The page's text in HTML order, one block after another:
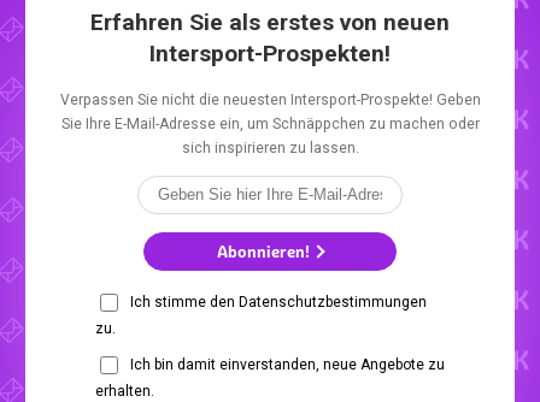
Erfahren Sie als erstes von neuen
Intersport-Prospekten!
Verpassen Sie nicht die neuesten Intersport-Prospekte! Geben
Sie Ihre E-Mail-Adresse ein, um Schnäppchen zu machen oder
sich inspirieren zu lassen.
Abonnieren!
Ich stimme den Datenschutzbestimmungen
zu.
Ich bin damit einverstanden, neue Angebote zu
erhalten.